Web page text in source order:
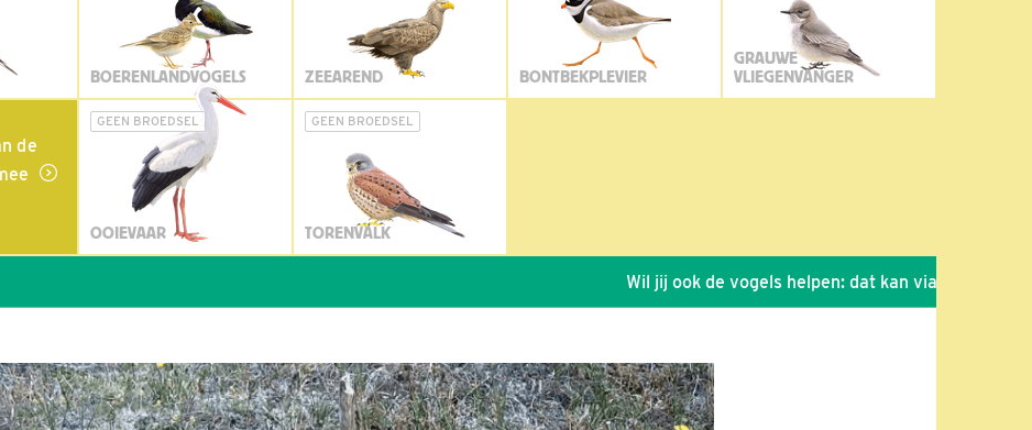
BOERENLANDVOGELS ZEEAREND BONTBEKPLEVIER
GRAUWE
VLIEGENVANGER
de
GEEN BROEDSEL
OOIEVAAR
GEEN BROEDSEL
TORENVALK
Wil jij ook de vogels helpen: dat kan via de link!